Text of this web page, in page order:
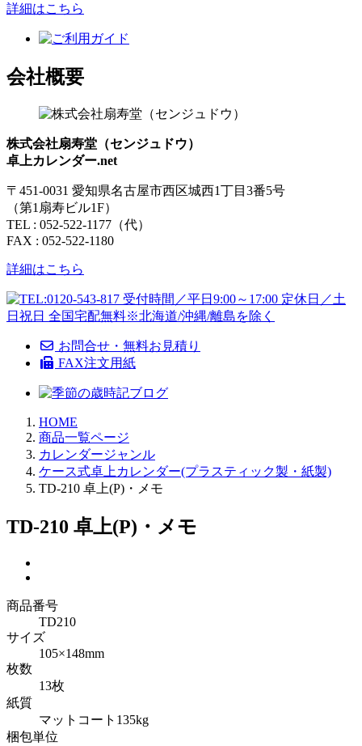
詳細はこちら
会社概要
株式会社扇寿堂（センジュドウ）
卓上カレンダー.net
〒451-0031 愛知県名古屋市西区城西1丁目3番5号
（第1扇寿ビル1F）
TEL : 052-522-1177（代）
FAX : 052-522-1180
詳細はこちら
お問合せ・無料お見積り
FAX注文用紙
HOME
商品一覧ページ
カレンダージャンル
ケース式卓上カレンダー(プラスティック製・紙製)
TD-210 卓上(P)・メモ
TD-210 卓上(P)・メモ
商品番号
TD210
サイズ
105×148mm
枚数
13枚
紙質
マットコート135kg
梱包単位